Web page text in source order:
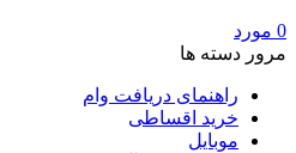
0 مورد
مرور دسته ها
راهنمای دریافت وام
خرید اقساطی
موبایل